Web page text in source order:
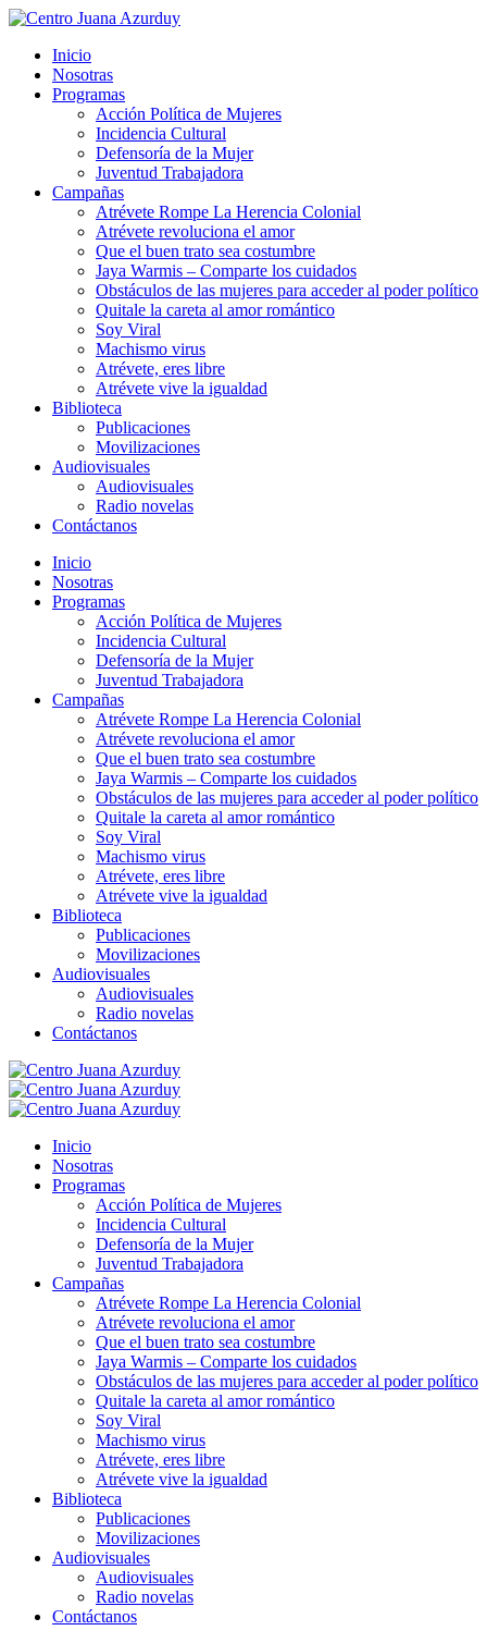
Inicio
Nosotras
Programas
Acción Política de Mujeres
Incidencia Cultural
Defensoría de la Mujer
Juventud Trabajadora
Campañas
Atrévete Rompe La Herencia Colonial
Atrévete revoluciona el amor
Que el buen trato sea costumbre
Jaya Warmis – Comparte los cuidados
Obstáculos de las mujeres para acceder al poder político
Quitale la careta al amor romántico
Soy Viral
Machismo virus
Atrévete, eres libre
Atrévete vive la igualdad
Biblioteca
Publicaciones
Movilizaciones
Audiovisuales
Audiovisuales
Radio novelas
Contáctanos
Inicio
Nosotras
Programas
Acción Política de Mujeres
Incidencia Cultural
Defensoría de la Mujer
Juventud Trabajadora
Campañas
Atrévete Rompe La Herencia Colonial
Atrévete revoluciona el amor
Que el buen trato sea costumbre
Jaya Warmis – Comparte los cuidados
Obstáculos de las mujeres para acceder al poder político
Quitale la careta al amor romántico
Soy Viral
Machismo virus
Atrévete, eres libre
Atrévete vive la igualdad
Biblioteca
Publicaciones
Movilizaciones
Audiovisuales
Audiovisuales
Radio novelas
Contáctanos
Inicio
Nosotras
Programas
Acción Política de Mujeres
Incidencia Cultural
Defensoría de la Mujer
Juventud Trabajadora
Campañas
Atrévete Rompe La Herencia Colonial
Atrévete revoluciona el amor
Que el buen trato sea costumbre
Jaya Warmis – Comparte los cuidados
Obstáculos de las mujeres para acceder al poder político
Quitale la careta al amor romántico
Soy Viral
Machismo virus
Atrévete, eres libre
Atrévete vive la igualdad
Biblioteca
Publicaciones
Movilizaciones
Audiovisuales
Audiovisuales
Radio novelas
Contáctanos